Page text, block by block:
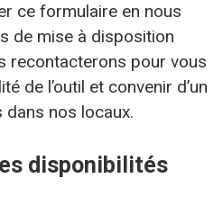
ce formulaire en nous
de mise à disposition
recontacterons pour vous
de l’outil et convenir d’un
dans nos locaux.
disponibilités